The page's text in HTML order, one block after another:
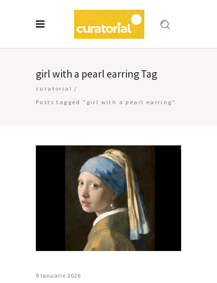
girl with a pearl earring Tag
curatorial /
Posts tagged "girl with a pearl earring"
9 Ianuarie 2026